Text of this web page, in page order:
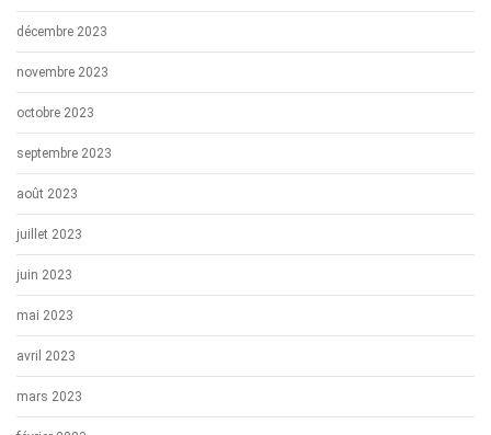
décembre 2023
novembre 2023
octobre 2023
septembre 2023
août 2023
juillet 2023
juin 2023
mai 2023
avril 2023
mars 2023